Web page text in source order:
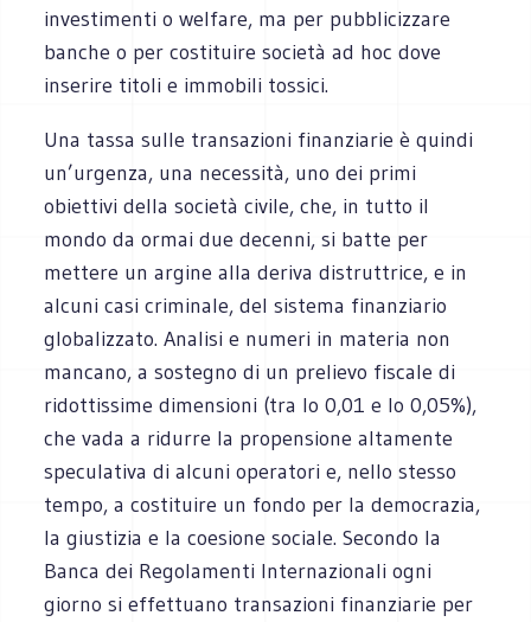
investimenti o welfare, ma per pubblicizzare
banche o per costituire società ad hoc dove
inserire titoli e immobili tossici.
Una tassa sulle transazioni finanziarie è quindi
un’urgenza, una necessità, uno dei primi
obiettivi della società civile, che, in tutto il
mondo da ormai due decenni, si batte per
mettere un argine alla deriva distruttrice, e in
alcuni casi criminale, del sistema finanziario
globalizzato. Analisi e numeri in materia non
mancano, a sostegno di un prelievo fiscale di
ridottissime dimensioni (tra lo 0,01 e lo 0,05%),
che vada a ridurre la propensione altamente
speculativa di alcuni operatori e, nello stesso
tempo, a costituire un fondo per la democrazia,
la giustizia e la coesione sociale. Secondo la
Banca dei Regolamenti Internazionali ogni
giorno si effettuano transazioni finanziarie per